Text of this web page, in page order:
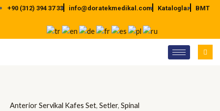
İçeriğe
+90 (312) 394 37 33 info@doratekmedikal.com Kataloglar BMT
Anterior Servikal Kafes Set, Setler, Spinal